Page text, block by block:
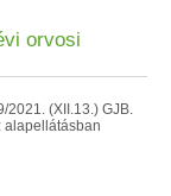
orvosi
2021. (XII.13.) GJB.
alapellátásban